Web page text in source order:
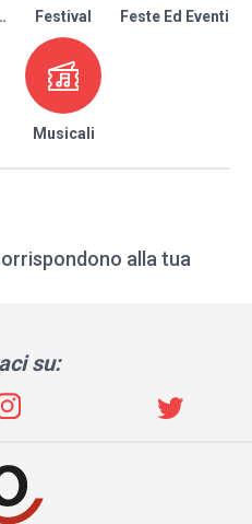
Festival Feste Ed Eventi
Musicali
alla tua
su: